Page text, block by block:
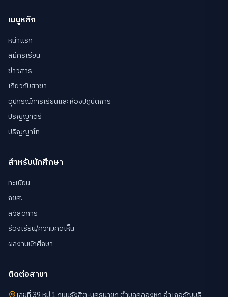
เมนูหลัก
หน้าแรก
สมัครเรียน
ข่าวสาร
เกี่ยวกับสาขา
อุปกรณ์การเรียนและห้องปฏิบัติการ
ปริญญาตรี
ปริญญาโท
สำหรับนักศึกษา
ทะเบียน
กยศ.
สวัสดิการ
ร้องเรียน/ความคิดเห็น
ผลงานนักศึกษา
ติดต่อสาขา